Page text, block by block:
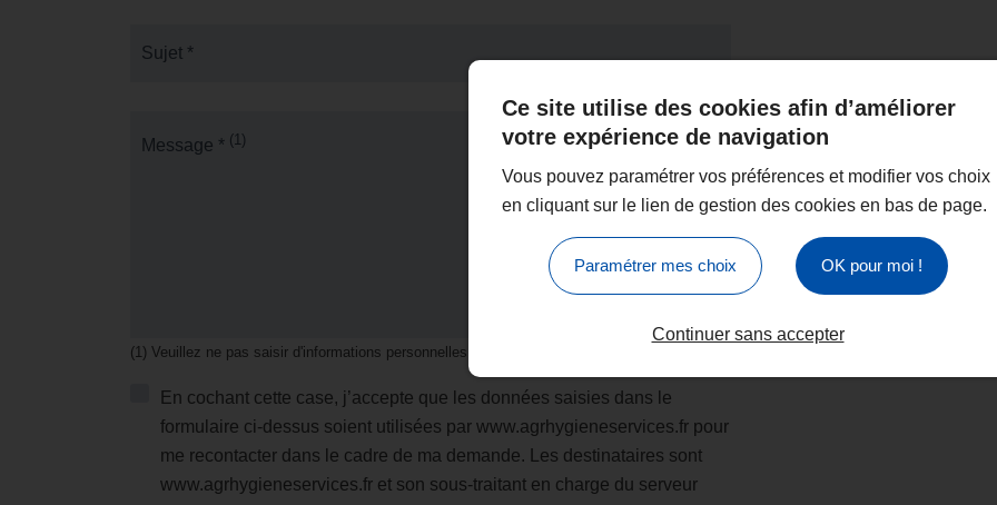
Sujet *
Message * (1)
(1) Veuillez ne pas saisir d'informations personnelles.
En cochant cette case, j’accepte que les données saisies dans le
formulaire ci-dessus soient utilisées par www.agrhygieneservices.fr pour
me recontacter dans le cadre de ma demande. Les destinataires sont
www.agrhygieneservices.fr et son sous-traitant en charge du serveur
Ce site utilise des cookies afin d’améliorer
votre expérience de navigation
Vous pouvez paramétrer vos préférences et modifier vos choix
en cliquant sur le lien de gestion des cookies en bas de page.
Paramétrer mes choix OK pour moi !
Continuer sans accepter